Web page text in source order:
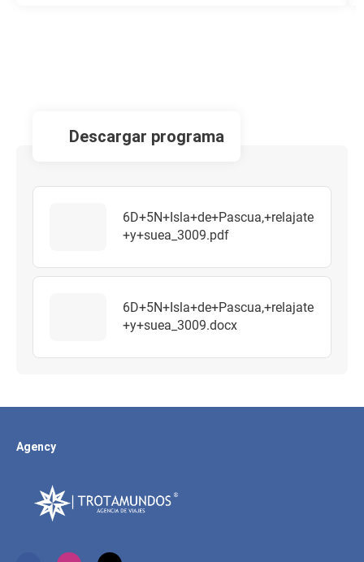
descargar programa
6D+5N+Isla+de+Pascua,+relajate
+y+suea_3009.pdf
6D+5N+Isla+de+Pascua,+relajate
+y+suea_3009.docx
Agency